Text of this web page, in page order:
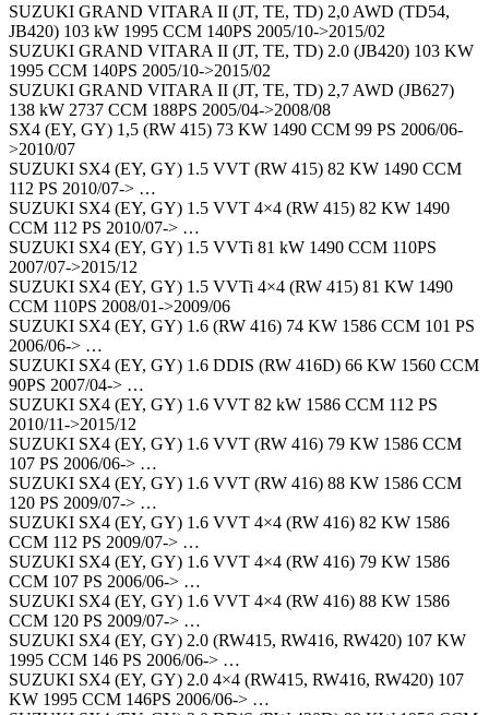
SUZUKI GRAND VITARA II (JT, TE, TD) 2,0 AWD (TD54,
JB420) 103 kW 1995 CCM 140PS 2005/10->2015/02
SUZUKI GRAND VITARA II (JT, TE, TD) 2.0 (JB420) 103 KW
1995 CCM 140PS 2005/10->2015/02
SUZUKI GRAND VITARA II (JT, TE, TD) 2,7 AWD (JB627)
138 kW 2737 CCM 188PS 2005/04->2008/08
SX4 (EY, GY) 1,5 (RW 415) 73 KW 1490 CCM 99 PS 2006/06-
>2010/07
SUZUKI SX4 (EY, GY) 1.5 VVT (RW 415) 82 KW 1490 CCM
112 PS 2010/07-> …
SUZUKI SX4 (EY, GY) 1.5 VVT 4×4 (RW 415) 82 KW 1490
CCM 112 PS 2010/07-> …
SUZUKI SX4 (EY, GY) 1.5 VVTi 81 kW 1490 CCM 110PS
2007/07->2015/12
SUZUKI SX4 (EY, GY) 1.5 VVTi 4×4 (RW 415) 81 KW 1490
CCM 110PS 2008/01->2009/06
SUZUKI SX4 (EY, GY) 1.6 (RW 416) 74 KW 1586 CCM 101 PS
2006/06-> …
SUZUKI SX4 (EY, GY) 1.6 DDIS (RW 416D) 66 KW 1560 CCM
90PS 2007/04-> …
SUZUKI SX4 (EY, GY) 1.6 VVT 82 kW 1586 CCM 112 PS
2010/11->2015/12
SUZUKI SX4 (EY, GY) 1.6 VVT (RW 416) 79 KW 1586 CCM
107 PS 2006/06-> …
SUZUKI SX4 (EY, GY) 1.6 VVT (RW 416) 88 KW 1586 CCM
120 PS 2009/07-> …
SUZUKI SX4 (EY, GY) 1.6 VVT 4×4 (RW 416) 82 KW 1586
CCM 112 PS 2009/07-> …
SUZUKI SX4 (EY, GY) 1.6 VVT 4×4 (RW 416) 79 KW 1586
CCM 107 PS 2006/06-> …
SUZUKI SX4 (EY, GY) 1.6 VVT 4×4 (RW 416) 88 KW 1586
CCM 120 PS 2009/07-> …
SUZUKI SX4 (EY, GY) 2.0 (RW415, RW416, RW420) 107 KW
1995 CCM 146 PS 2006/06-> …
SUZUKI SX4 (EY, GY) 2.0 4×4 (RW415, RW416, RW420) 107
KW 1995 CCM 146PS 2006/06-> …